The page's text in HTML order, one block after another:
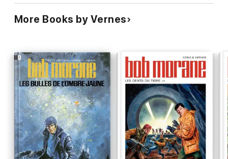
More Books by Vernes